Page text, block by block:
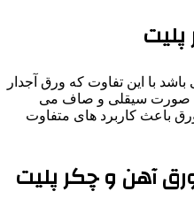
باشد با این تفاوت که ورق آجدار
صورت سیقلی و صاف می
باعث کاربرد های متفاوت
آهن و چکر پلیت